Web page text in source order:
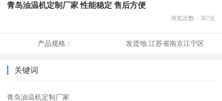
青岛油温机定制厂家 性能稳定 售后方便
浏览次数： 307次
产品规格： 发货地:江苏省南京江宁区
关键词
青岛油温机定制厂家